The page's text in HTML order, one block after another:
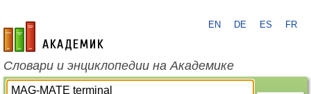
academic.ru
EN DE ES FR
Словари и энциклопедии на Академике